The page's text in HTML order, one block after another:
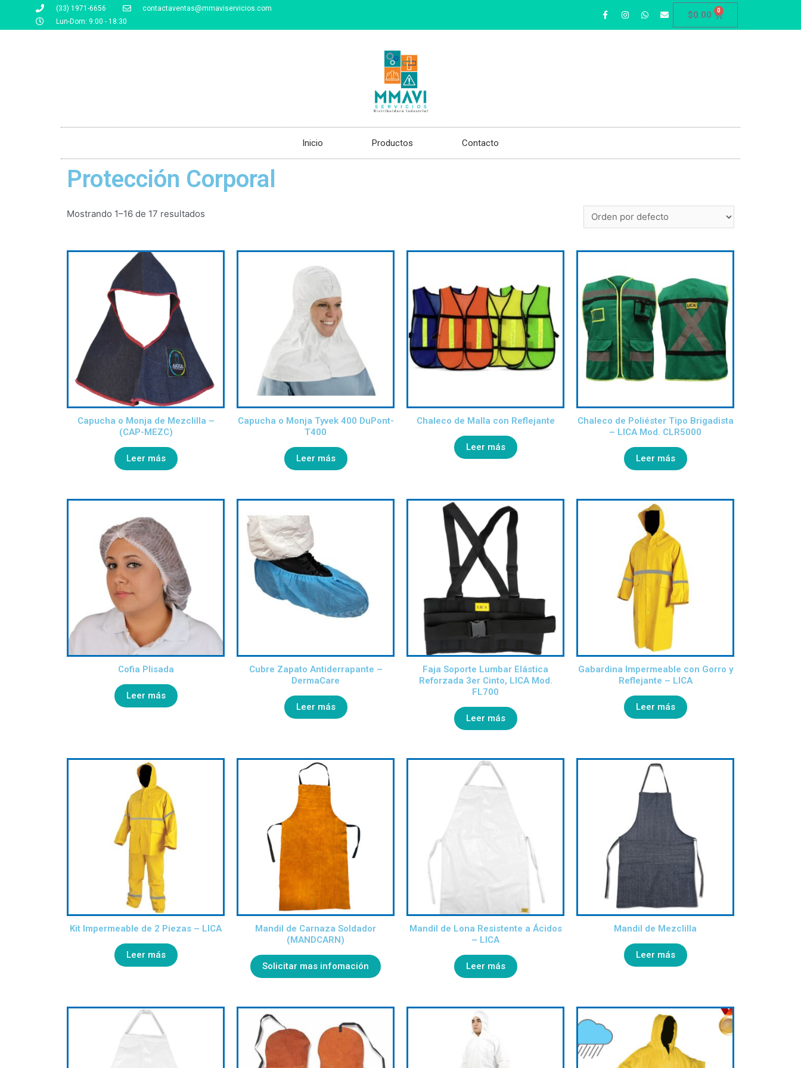
(33) 1971-6656
contactaventas@mmaviservicios.com
Lun-Dom: 9:00 - 18:30
$0.00 0
Inicio Productos Contacto
Protección Corporal
Mostrando 1–16 de 17 resultados
Capucha o Monja de Mezclilla –
(CAP-MEZC)
Leer más
Capucha o Monja Tyvek 400 DuPont-
T400
Leer más
Chaleco de Malla con Reflejante
Leer más
Chaleco de Poliéster Tipo Brigadista
– LICA Mod. CLR5000
Leer más
Cofia Plisada
Leer más
Cubre Zapato Antiderrapante –
DermaCare
Leer más
Faja Soporte Lumbar Elástica
Reforzada 3er Cinto, LICA Mod.
FL700
Leer más
Gabardina Impermeable con Gorro y
Reflejante – LICA
Leer más
Kit Impermeable de 2 Piezas – LICA
Leer más
Mandil de Carnaza Soldador
(MANDCARN)
Solicitar mas infomación
Mandil de Lona Resistente a Ácidos
– LICA
Leer más
Mandil de Mezclilla
Leer más